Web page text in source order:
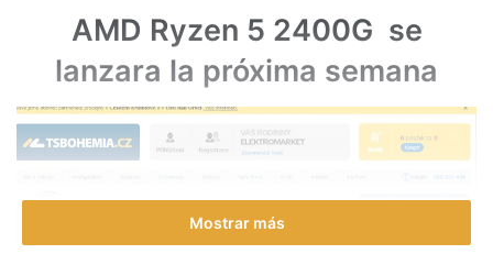
AMD Ryzen 5 2400G se
lanzara la próxima semana
Mostrar más